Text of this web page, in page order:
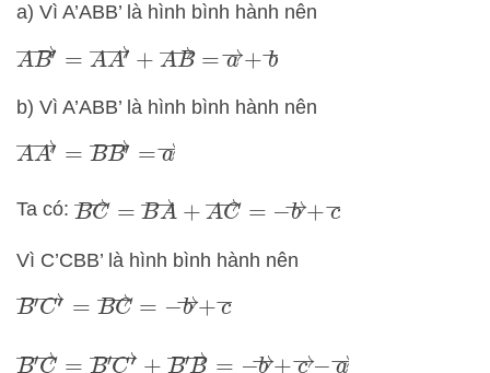
a) Vì A’ABB’ là hình bình hành nên
AB′→=AA′ → +AB →=a →+
b) Vì A’ABB’ là hình bình hành nên
AA′→=BB′ →=a
Ta có: BC→=BA → +AC→=−b→
Vì C’CBB’ là hình bình hành nên
B′C′→= BC→= −b→+
B′C→=B′C′→ +B′B → −b →+ →